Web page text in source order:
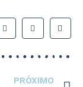
PRÓXIMO